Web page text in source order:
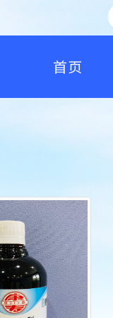
首页